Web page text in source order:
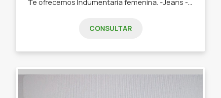
CONSULTAR